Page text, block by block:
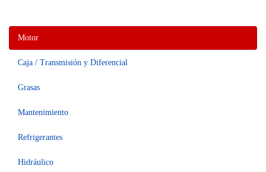
Motor
Caja / Transmisión y Diferencial
Grasas
Mantenimiento
Refrigerantes
Hidráulico